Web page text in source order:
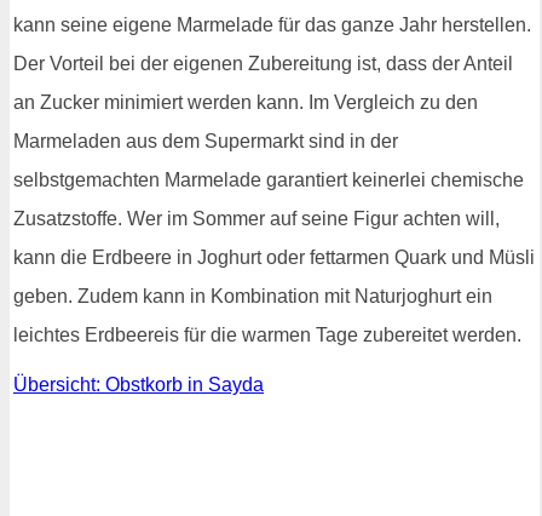
kann seine eigene Marmelade für das ganze Jahr herstellen.
Der Vorteil bei der eigenen Zubereitung ist, dass der Anteil
an Zucker minimiert werden kann. Im Vergleich zu den
Marmeladen aus dem Supermarkt sind in der
selbstgemachten Marmelade garantiert keinerlei chemische
Zusatzstoffe. Wer im Sommer auf seine Figur achten will,
kann die Erdbeere in Joghurt oder fettarmen Quark und Müsli
geben. Zudem kann in Kombination mit Naturjoghurt ein
leichtes Erdbeereis für die warmen Tage zubereitet werden.
Übersicht: Obstkorb in Sayda